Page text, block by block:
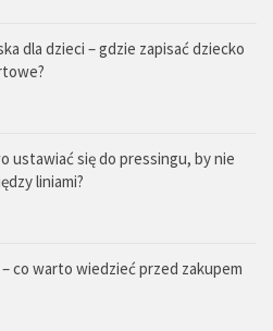
dla dzieci – gdzie zapisać dziecko
ustawiać się do pressingu, by nie
liniami?
co warto wiedzieć przed zakupem